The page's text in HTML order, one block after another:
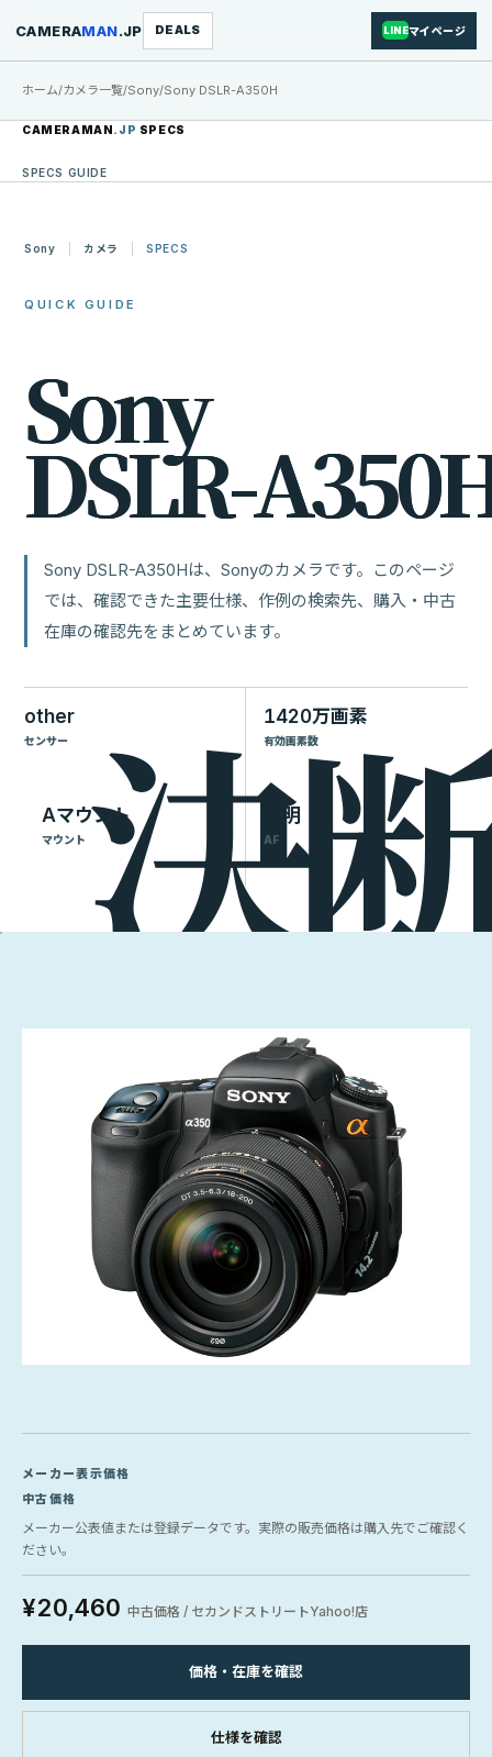
CAMERAMAN.JP DEALS LINEマイページ
ホーム/カメラ一覧/Sony/Sony DSLR-A350H
CAMERAMAN.JP SPECS
SPECS GUIDE
Sony カメラ SPECS
QUICK GUIDE
Sony
DSLR-A350
Sony DSLR-A350Hは、Sonyのカメラです。このページ
では、確認できた主要仕様、作例の検索先、購入・中古
在庫の確認先をまとめています。
other
センサー
1420万画素
有効画素数
Aマウント
マウント
不明
AF
メーカー表示価格
中古価格
メーカー公表値または登録データです。実際の販売価格は購入先でご確認く
ださい。
¥20,460 中古価格 / セカンドストリートYahoo!店
価格・在庫を確認
仕様を確認